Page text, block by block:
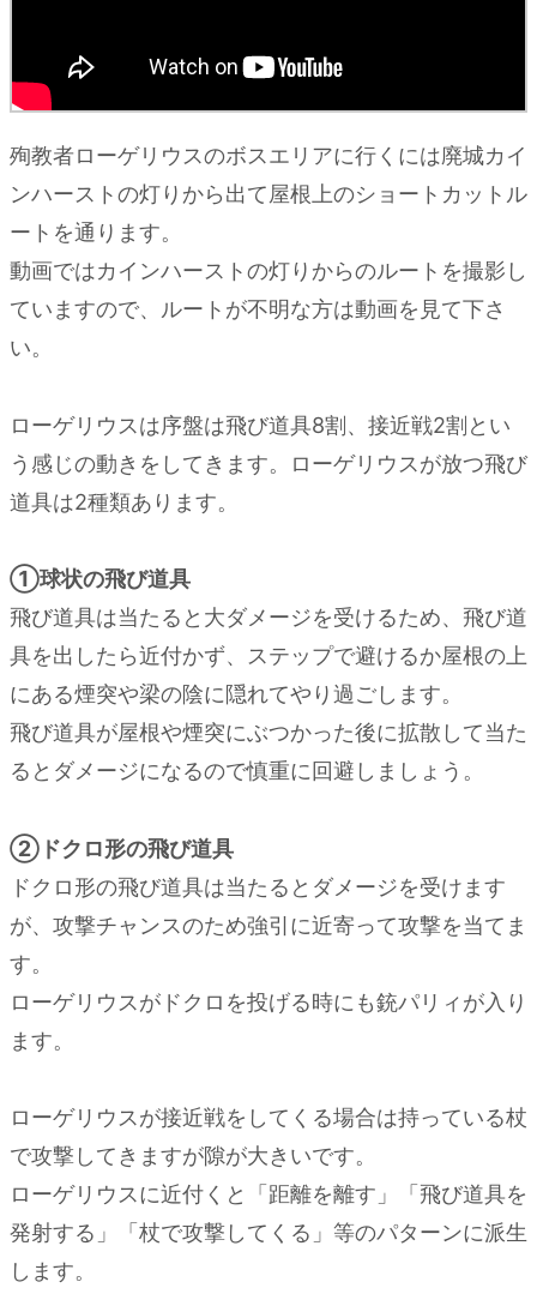
殉教者ローゲリウスのボスエリアに行くには廃城カイ
ンハーストの灯りから出て屋根上のショートカットル
ートを通ります。
動画ではカインハーストの灯りからのルートを撮影し
ていますので、ルートが不明な方は動画を見て下さ
い。
ローゲリウスは序盤は飛び道具8割、接近戦2割とい
う感じの動きをしてきます。ローゲリウスが放つ飛び
道具は2種類あります。
①球状の飛び道具
飛び道具は当たると大ダメージを受けるため、飛び道
具を出したら近付かず、ステップで避けるか屋根の上
にある煙突や梁の陰に隠れてやり過ごします。
飛び道具が屋根や煙突にぶつかった後に拡散して当た
るとダメージになるので慎重に回避しましょう。
②ドクロ形の飛び道具
ドクロ形の飛び道具は当たるとダメージを受けます
が、攻撃チャンスのため強引に近寄って攻撃を当てま
す。
ローゲリウスがドクロを投げる時にも銃パリィが入り
ます。
ローゲリウスが接近戦をしてくる場合は持っている杖
で攻撃してきますが隙が大きいです。
ローゲリウスに近付くと「距離を離す」「飛び道具を
発射する」「杖で攻撃してくる」等のパターンに派生
します。